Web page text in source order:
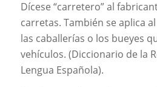
Dícese “carretero” al
carretas. También se aplica
las caballerías o los bueyes
vehículos. (Diccionario de la
Lengua Española).